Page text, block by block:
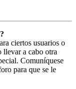
ciertos usuarios o
llevar a cabo otra
Comuníquese
para que se le